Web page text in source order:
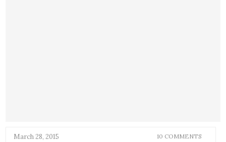
March 28, 2015 10 COMMENTS